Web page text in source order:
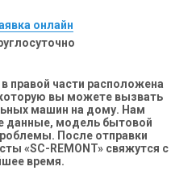
онлайн
правой части расположена
вы можете вызвать
машин на дому. Нам
данные, модель бытовой
После отправки
«SC-REMONT» свяжутся с
время.